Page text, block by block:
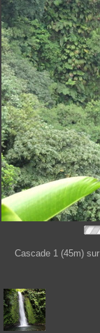
Cascade 1 (45m)